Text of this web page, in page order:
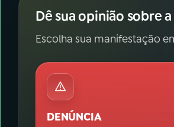
Dê sua opinião sobre
Escolha sua manifestação
DENÚNCIA